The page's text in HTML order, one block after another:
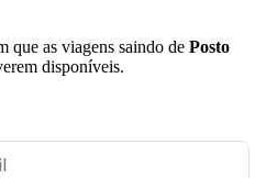
que as viagens saindo de Posto
disponíveis.